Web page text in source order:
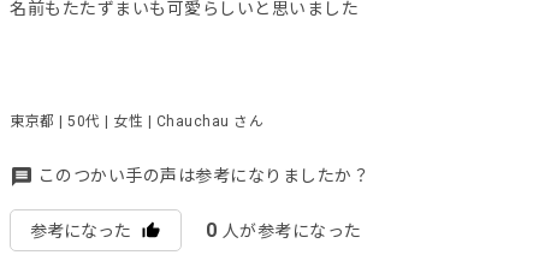
名前もたたずまいも可愛らしいと思いました
東京都 | 50代 | 女性 | Chauchau さん
このつかい手の声は参考になりましたか？
参考になった 0 人が参考になった